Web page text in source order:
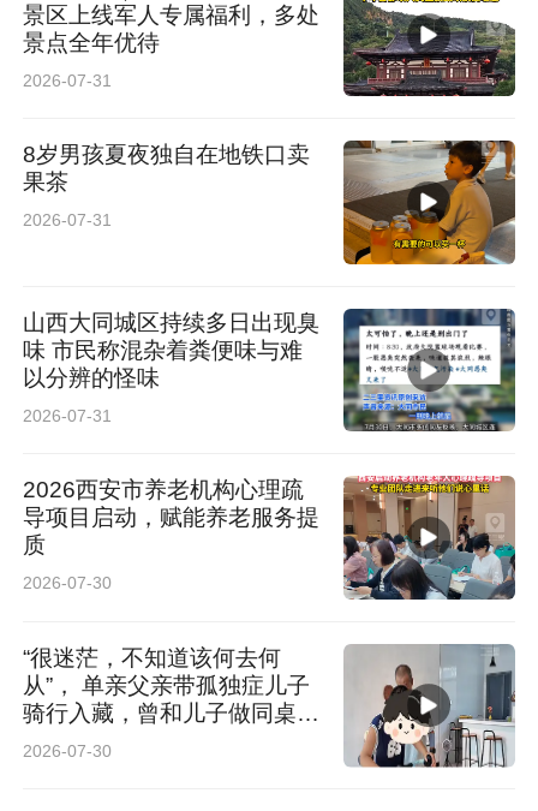
景区上线军人专属福利，多处
景点全年优待
2026-07-31
8岁男孩夏夜独自在地铁口卖
果茶
2026-07-31
山西大同城区持续多日出现臭
味 市民称混杂着粪便味与难
以分辨的怪味
2026-07-31
2026西安市养老机构心理疏
导项目启动，赋能养老服务提
质
2026-07-30
“很迷茫，不知道该何去何
从”， 单亲父亲带孤独症儿子
骑行入藏，曾和儿子做同桌陪
读
2026-07-30